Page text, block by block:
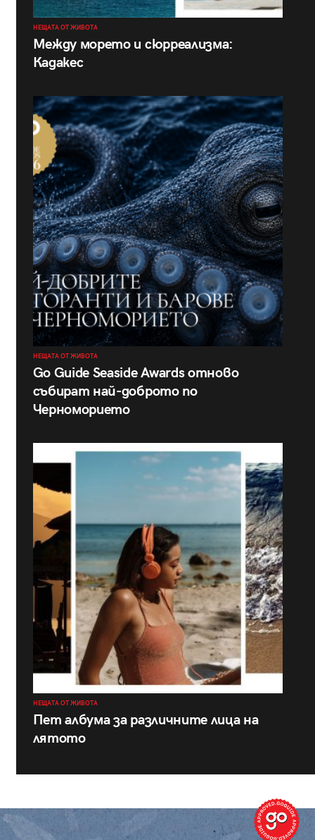
НЕЩАТА ОТ ЖИВОТА
Между морето и сюрреализма:
Кадакес
НЕЩАТА ОТ ЖИВОТА
Go Guide Seaside Awards отново
събират най-доброто по
Черноморието
НЕЩАТА ОТ ЖИВОТА
Пет албума за различните лица на
лятото